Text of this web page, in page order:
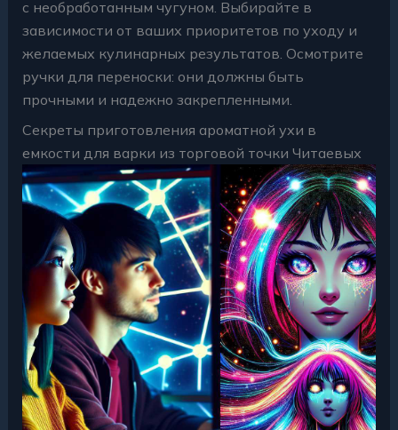
с необработанным чугуном. Выбирайте в
зависимости от ваших приоритетов по уходу и
желаемых кулинарных результатов. Осмотрите
ручки для переноски: они должны быть
прочными и надежно закрепленными.
Секреты приготовления ароматной ухи в
емкости для варки из торговой точки Читаевых